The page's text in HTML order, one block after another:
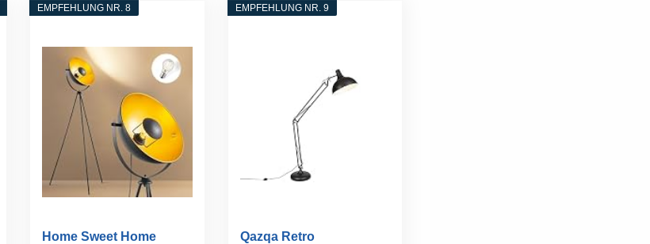
EMPFEHLUNG NR. 8
Home Sweet Home
EMPFEHLUNG NR. 9
Qazqa Retro